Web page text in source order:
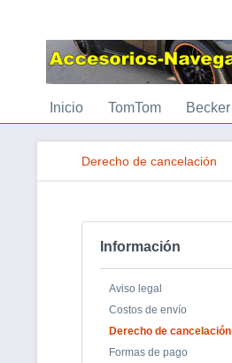
Inicio TomTom Becker
Derecho de cancelación
Información
Aviso legal
Costos de envío
Derecho de cancelación
Formas de pago